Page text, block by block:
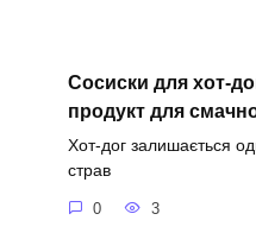
Сосиски для хот-
продукт для
Хот-дог залишається
страв
0 3